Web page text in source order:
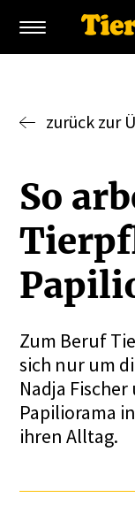
zurück zur
So
Zum Beruf
sich nur um
Nadja
Papiliorama
ihren Alltag.